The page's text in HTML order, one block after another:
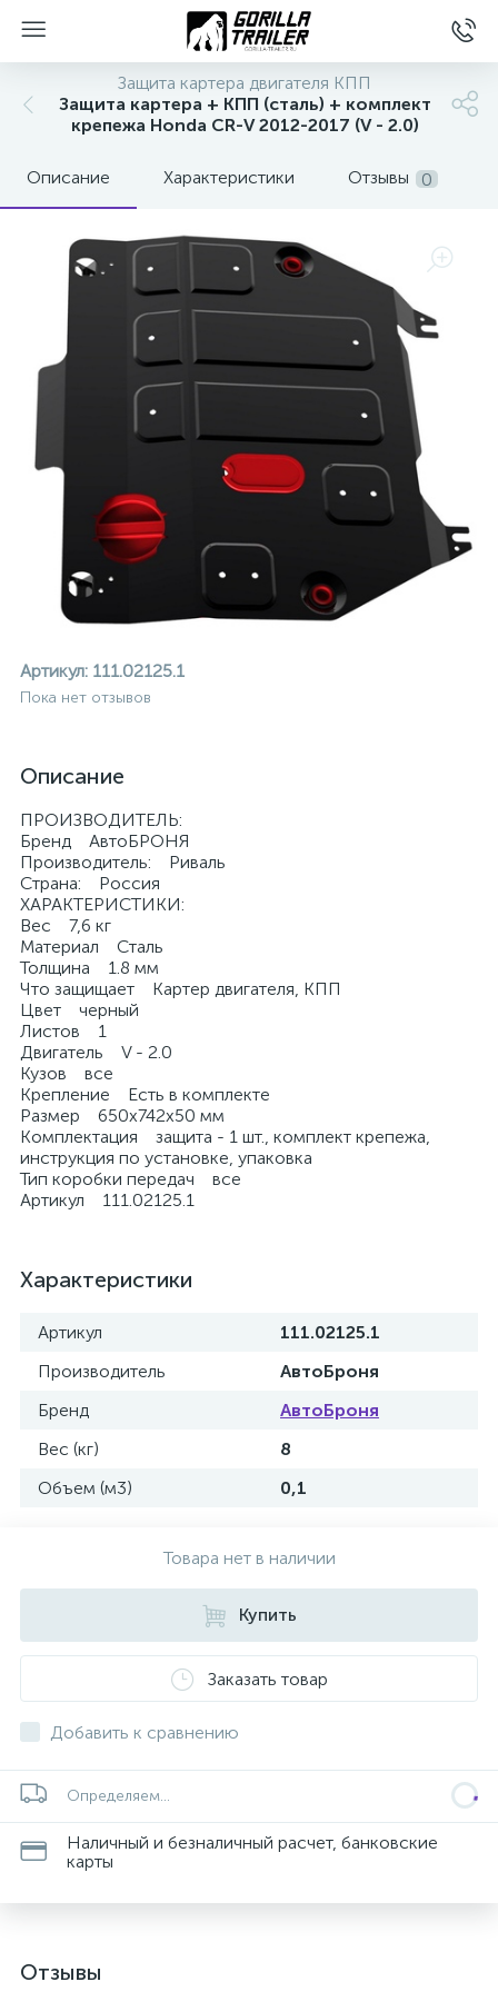
Защита картера двигателя КПП
Защита картера + КПП (сталь) + комплект
крепежа Honda CR-V 2012-2017 (V - 2.0)
Описание Характеристики Отзывы 0
Артикул: 111.02125.1
Пока нет отзывов
Описание
ПРОИЗВОДИТЕЛЬ:
Бренд АвтоБРОНЯ
Производитель: Риваль
Страна: Россия
ХАРАКТЕРИСТИКИ:
Вес 7,6 кг
Материал Сталь
Толщина 1.8 мм
Что защищает Картер двигателя, КПП
Цвет черный
Листов 1
Двигатель V - 2.0
Кузов все
Крепление Есть в комплекте
Размер 650х742х50 мм
Комплектация защита - 1 шт., комплект крепежа,
инструкция по установке, упаковка
Тип коробки передач все
Артикул 111.02125.1
Характеристики
Артикул
111.02125.1
Производитель
АвтоБроня
Бренд
АвтоБроня
Вес (кг)
8
Объем (м3)
0,1
Товара нет в наличии
Купить
Заказать товар
Добавить к сравнению
Определяем...
Наличный и безналичный расчет, банковские
карты
Отзывы